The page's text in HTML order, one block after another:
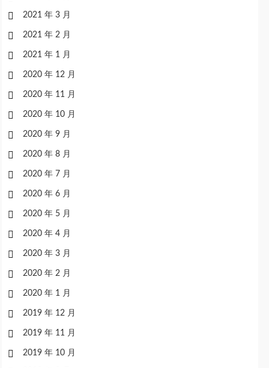
2021 年 3 月
2021 年 2 月
2021 年 1 月
2020 年 12 月
2020 年 11 月
2020 年 10 月
2020 年 9 月
2020 年 8 月
2020 年 7 月
2020 年 6 月
2020 年 5 月
2020 年 4 月
2020 年 3 月
2020 年 2 月
2020 年 1 月
2019 年 12 月
2019 年 11 月
2019 年 10 月